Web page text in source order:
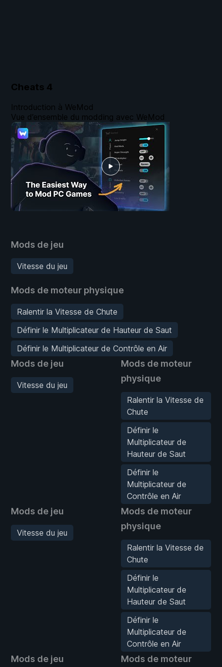
Cheats 4
Mods de jeu
Vitesse du jeu
Mods de moteur physique
Ralentir la Vitesse de Chute
Définir le Multiplicateur de Hauteur de Saut
Définir le Multiplicateur de Contrôle en Air
Mods de jeu
Vitesse du jeu
Mods de moteur
physique
Ralentir la Vitesse de
Chute
Définir le
Multiplicateur de
Hauteur de Saut
Définir le
Multiplicateur de
Contrôle en Air
Mods de jeu
Vitesse du jeu
Mods de moteur
physique
Ralentir la Vitesse de
Chute
Définir le
Multiplicateur de
Hauteur de Saut
Définir le
Multiplicateur de
Contrôle en Air
Mods de jeu
Mods de moteur
Introduction à WeMod
Vue d’ensemble du modding avec WeMod